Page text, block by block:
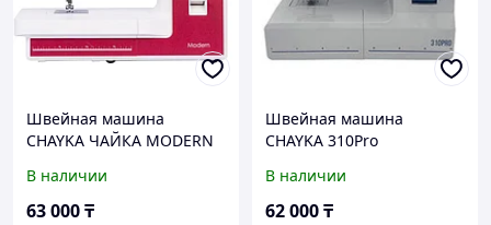
Швейная машина
CHAYKA ЧАЙКА MODERN
В наличии
63 000₸
Швейная машина
CHAYKA 310Pro
В наличии
62 000₸